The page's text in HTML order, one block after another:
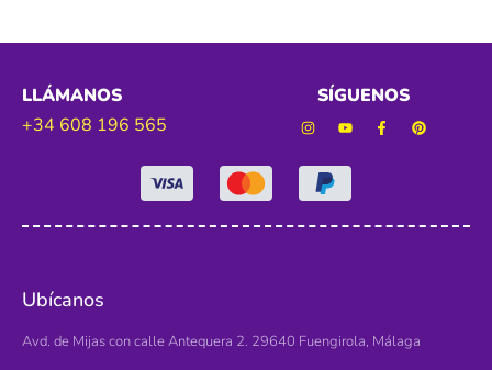
LLÁMANOS
+34 608 196 565
SÍGUENOS
Ubícanos
Avd. de Mijas con calle Antequera 2. 29640 Fuengirola, Málaga